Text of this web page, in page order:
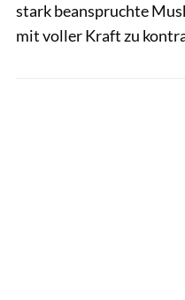
stark beanspruchte
mit voller Kraft zu